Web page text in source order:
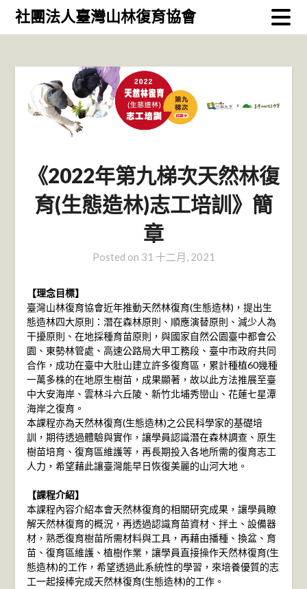
Skip社團法人臺灣山林復育協會
《2022年第九梯次天然林復
育(生態造林)志工培訓》簡
章
Posted on 31 十二月, 2021
【理念目標】
臺灣山林復育協會近年推動天然林復育(生態造林)，提出生
態造林四大原則：潛在森林原則、順應演替原則、減少人為
干擾原則、在地採種育苗原則，與國家自然公園臺中都會公
園、東勢林管處、高速公路局大甲工務段、臺中市政府共同
合作，成功在臺中大肚山建立許多復育區，累計種植60幾種
一萬多株的在地原生樹苗，成果顯著，故以此方法推展至臺
中大安海岸、雲林斗六丘陵、新竹北埔秀巒山、花蓮七星潭
海岸之復育。
本課程亦為天然林復育(生態造林)之公民科學家的基礎培
訓，期待透過體驗與實作，讓學員認識潛在森林調查、原生
樹苗培育、復育區維護等，再長期投入各地所需的復育志工
人力，希望藉此讓臺灣能早日恢復美麗的山河大地。
【課程介紹】
本課程內容介紹本會天然林復育的相關研究成果，讓學員瞭
解天然林復育的概況，再透過認識育苗資材、拌土、設備器
材，熟悉復育樹苗所需材料與工具，再藉由播種、換盆、育
苗、復育區維護、植樹作業，讓學員直接操作天然林復育(生
態造林)的工作，希望透過此系統性的學習，來培養優質的志
工一起接棒完成天然林復育(生態造林)的工作。